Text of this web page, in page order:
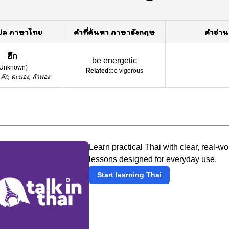
ภาษาไทย คำที่ค้นหา ภาษาอังกฤษ คำอ่าน
ฮึก
Unknown)
คึก, คะนอง, ลำพอง
be energetic
Related:be vigorous
Learn practical Thai with clear, real-
lessons designed for everyday use.
Start learning Thai